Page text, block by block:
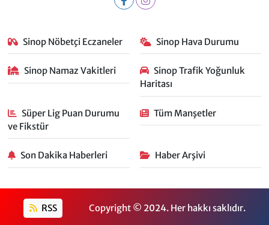
Sinop Nöbetçi Eczaneler Sinop Hava Durumu
Sinop Namaz Vakitleri
Sinop Trafik Yoğunluk
Haritası
Süper Lig Puan Durumu
ve Fikstür
Tüm Manşetler
Son Dakika Haberleri Haber Arşivi
RSS Copyright © 2024. Her hakkı saklıdır.